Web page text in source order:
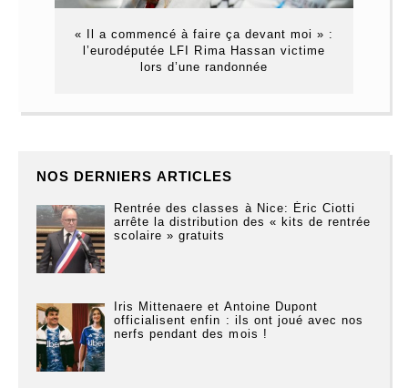
« Il a commencé à faire ça devant moi » :
l’eurodéputée LFI Rima Hassan victime
lors d’une randonnée
NOS DERNIERS ARTICLES
Rentrée des classes à Nice: Éric Ciotti
arrête la distribution des « kits de rentrée
scolaire » gratuits
Iris Mittenaere et Antoine Dupont
officialisent enfin : ils ont joué avec nos
nerfs pendant des mois !